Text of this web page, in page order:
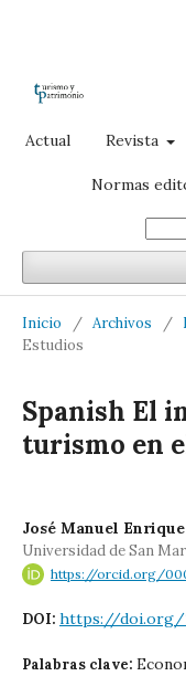
Actual Revista
Normas
Inicio / Archivos /
Estudios
Spanish El
turismo en
José Manuel
Universidad de San
https://orcid.org/
DOI: https://doi.org/
Palabras clave: